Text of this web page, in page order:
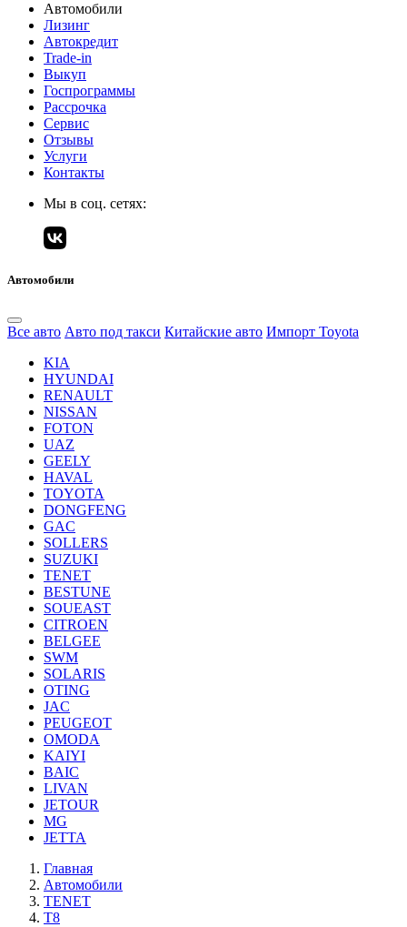
Автомобили
Лизинг
Автокредит
Trade-in
Выкуп
Госпрограммы
Рассрочка
Сервис
Отзывы
Услуги
Контакты
Мы в соц. сетях:
Автомобили
Все авто Авто под такси Китайские авто Импорт Toyota
KIA
HYUNDAI
RENAULT
NISSAN
FOTON
UAZ
GEELY
HAVAL
TOYOTA
DONGFENG
GAC
SOLLERS
SUZUKI
TENET
BESTUNE
SOUEAST
CITROEN
BELGEE
SWM
SOLARIS
OTING
JAC
PEUGEOT
OMODA
KAIYI
BAIC
LIVAN
JETOUR
MG
JETTA
Главная
Автомобили
TENET
T8